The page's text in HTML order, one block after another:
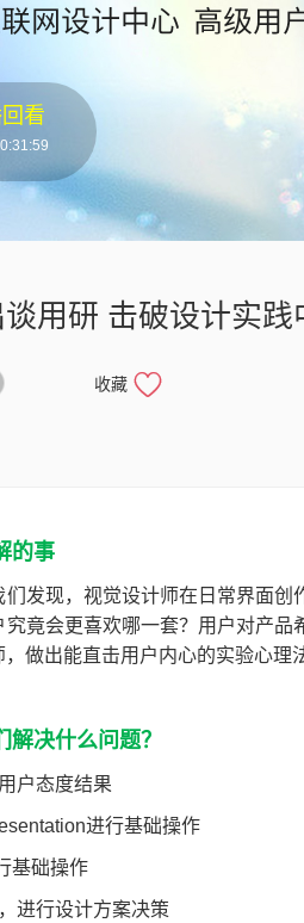
看
用研 击破设计实践
收藏
的事
发现，视觉设计师在日常界面
竟会更喜欢哪一套？用户对产
做出能直击用户内心的实验心理
决什么问题？
户态度结果
进行基础操作
基础操作
进行设计方案决策